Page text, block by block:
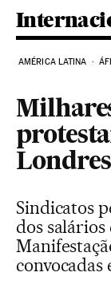
AMÉRICA LATINA
Londres
Sindicatos
dos
convocadas